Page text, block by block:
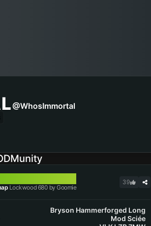
@WhosImmortal
Lockwood 680 by Goomie
39
Bryson Hammerforged Long
Mod Sciée